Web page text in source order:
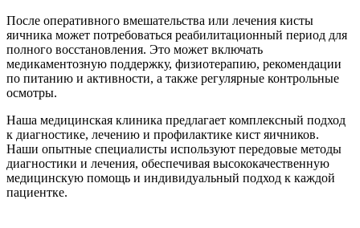
После оперативного вмешательства или лечения кисты
яичника может потребоваться реабилитационный период для
полного восстановления. Это может включать
медикаментозную поддержку, физиотерапию, рекомендации
по питанию и активности, а также регулярные контрольные
осмотры.
Наша медицинская клиника предлагает комплексный подход
к диагностике, лечению и профилактике кист яичников.
Наши опытные специалисты используют передовые методы
диагностики и лечения, обеспечивая высококачественную
медицинскую помощь и индивидуальный подход к каждой
пациентке.